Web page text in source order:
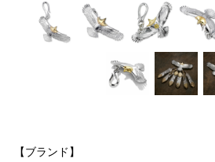
【ブランド】